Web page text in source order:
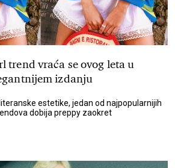
trend vraća se ovog leta u
izdanju
estetike, jedan od najpopularnijih
dobija preppy zaokret